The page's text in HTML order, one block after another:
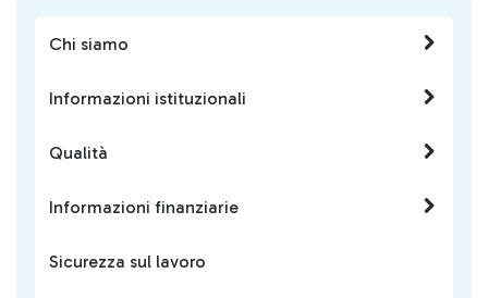
Chi siamo
Informazioni istituzionali
Qualità
Informazioni finanziarie
Sicurezza sul lavoro